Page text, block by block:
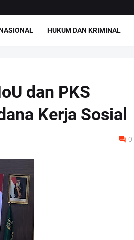
HUKUM DAN KRIMINAL
dan PKS
Kerja Sosial
0